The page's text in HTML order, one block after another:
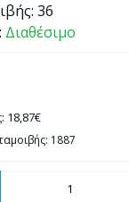
36
Διαθέσιμο
18,87€
1887